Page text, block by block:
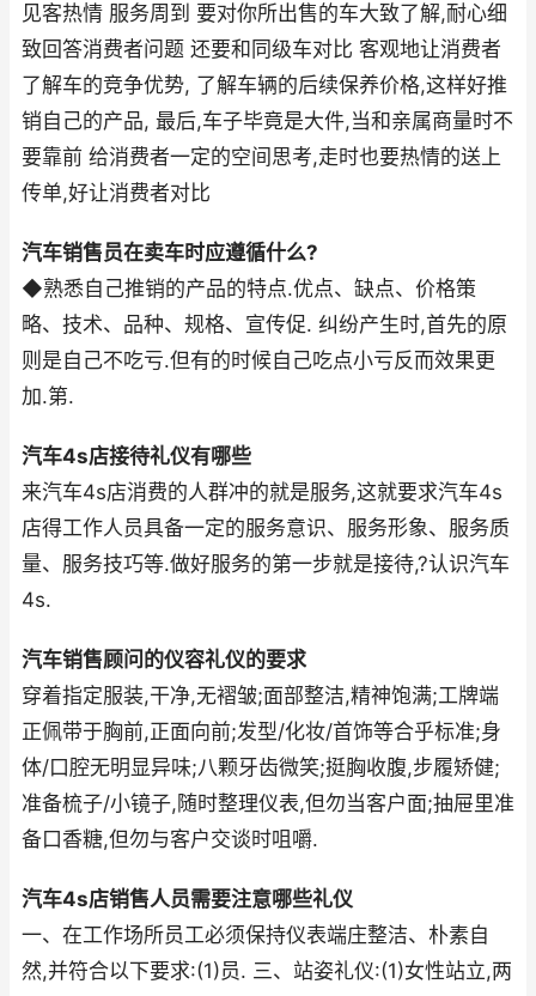
见客热情 服务周到 要对你所出售的车大致了解,耐心细
致回答消费者问题 还要和同级车对比 客观地让消费者
了解车的竞争优势, 了解车辆的后续保养价格,这样好推
销自己的产品, 最后,车子毕竟是大件,当和亲属商量时不
要靠前 给消费者一定的空间思考,走时也要热情的送上
传单,好让消费者对比
汽车销售员在卖车时应遵循什么?
◆熟悉自己推销的产品的特点.优点、缺点、价格策
略、技术、品种、规格、宣传促. 纠纷产生时,首先的原
则是自己不吃亏.但有的时候自己吃点小亏反而效果更
加.第.
汽车4s店接待礼仪有哪些
来汽车4s店消费的人群冲的就是服务,这就要求汽车4s
店得工作人员具备一定的服务意识、服务形象、服务质
量、服务技巧等.做好服务的第一步就是接待,?认识汽车
4s.
汽车销售顾问的仪容礼仪的要求
穿着指定服装,干净,无褶皱;面部整洁,精神饱满;工牌端
正佩带于胸前,正面向前;发型/化妆/首饰等合乎标准;身
体/口腔无明显异味;八颗牙齿微笑;挺胸收腹,步履矫健;
准备梳子/小镜子,随时整理仪表,但勿当客户面;抽屉里准
备口香糖,但勿与客户交谈时咀嚼.
汽车4s店销售人员需要注意哪些礼仪
一、在工作场所员工必须保持仪表端庄整洁、朴素自
然,并符合以下要求:(1)员. 三、站姿礼仪:(1)女性站立,两